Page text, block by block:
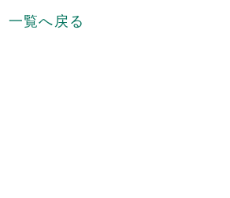
一覧へ戻る